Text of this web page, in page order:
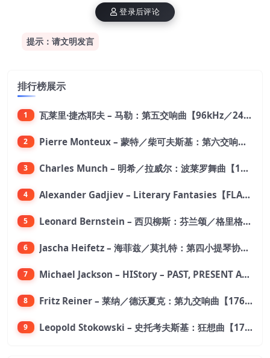
提示：请文明发言
登录后评论
排行榜展示
1 瓦莱里·捷杰耶夫 – 马勒：第五交响曲【96kHz／24bit】
2 Pierre Monteux – 蒙特／柴可夫斯基：第六交响曲【176.4kHz／24bit】
3 Charles Munch – 明希／拉威尔：波莱罗舞曲【176.4kHz／24bit】
4 Alexander Gadjiev – Literary Fantasies【FLAC 192】
5 Leonard Bernstein – 西贝柳斯：芬兰颂／格里格：培尔·金特组曲【44.1kHz／24bit】
6 Jascha Heifetz – 海菲兹／莫扎特：第四小提琴协奏曲，第五小提琴协奏曲《土耳其》／维瓦尔第：小提琴与大提琴协奏曲，RV 547【192kHz／24bit】
7 Michael Jackson – HIStory – PAST, PRESENT AND FUTURE – BOOK I【96kHz／24bit】
8 Fritz Reiner – 莱纳／德沃夏克：第九交响曲【176.4kHz／24bit】
9 Leopold Stokowski – 史托考夫斯基：狂想曲【176.4kHz／24bit】